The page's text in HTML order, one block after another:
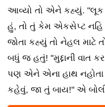
આવ્યો તો એને કહ્યું. "લૂક
હું, તો તું કેમ એકસેપ્ટ
જોતા કહ્યું તો નેહલ
બધું જ હતું! "મુદ્દાની વાત
પણ એને એના હાથ નહોતા
કહેવું, જા તું બાય!" એ